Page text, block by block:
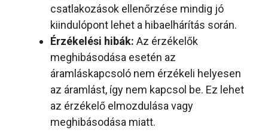
csatlakozások ellenőrzése mindig jó
kiindulópont lehet a hibaelhárítás során.
Érzékelési hibák: Az érzékelők
meghibásodása esetén az
áramláskapcsoló nem érzékeli helyesen
az áramlást, így nem kapcsol be. Ez lehet
az érzékelő elmozdulása vagy
meghibásodása miatt.